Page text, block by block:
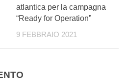
atlantica per la campagna
“Ready for Operation”
9 FEBBRAIO 2021